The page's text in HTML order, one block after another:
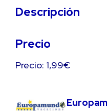
Descripción
Precio
Precio: 1,99€